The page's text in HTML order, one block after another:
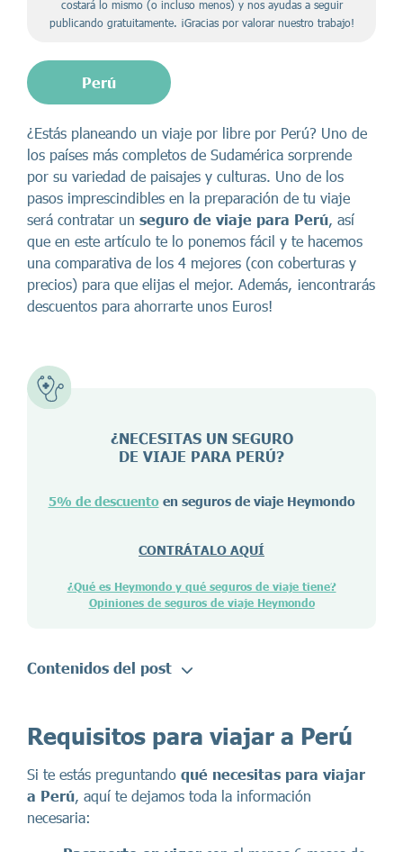
costará lo mismo (o incluso menos) y nos ayudas a seguir
publicando gratuitamente. ¡Gracias por valorar nuestro trabajo!
Perú
¿Estás planeando un viaje por libre por Perú? Uno de
los países más completos de Sudamérica sorprende
por su variedad de paisajes y culturas. Uno de los
pasos imprescindibles en la preparación de tu viaje
será contratar un seguro de viaje para Perú, así
que en este artículo te lo ponemos fácil y te hacemos
una comparativa de los 4 mejores (con coberturas y
precios) para que elijas el mejor. Además, ¡encontrarás
descuentos para ahorrarte unos Euros!
¿NECESITAS UN SEGURO
DE VIAJE PARA PERÚ?
5% de descuentoen seguros de viaje Heymondo
CONTRÁTALO AQUÍ
¿Qué es Heymondo y qué seguros de viaje tiene?
Opiniones de seguros de viaje Heymondo
Contenidos del post
Requisitos para viajar a Perú
Si te estás preguntando qué necesitas para viajar
a Perú, aquí te dejamos toda la información
necesaria: